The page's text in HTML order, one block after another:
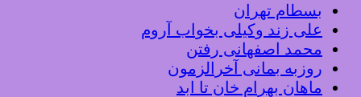
بسطام تهران
علی زند وکیلی بخواب آروم
محمد اصفهانی رفتن
روزبه بمانی آخرالزمون
ماهان بهرام خان تا ابد